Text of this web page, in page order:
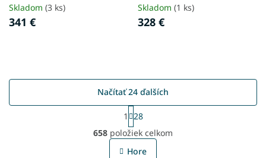
Skladom (3 ks)
341 €
Skladom (1 ks)
328 €
O
v
l
Načítať 24 ďalších
S
t
r
á
n
1
28
658 položiek celkom
Hore